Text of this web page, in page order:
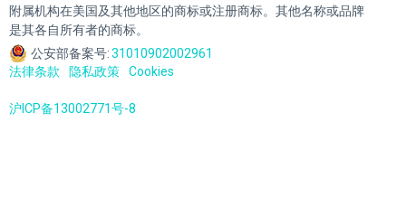
附属机构在美国及其他地区的商标或注册商标。其他名称或品牌
是其各自所有者的商标。
公安部备案号:31010902002961
法律条款
隐私政策 Cookies
沪ICP备13002771号-8